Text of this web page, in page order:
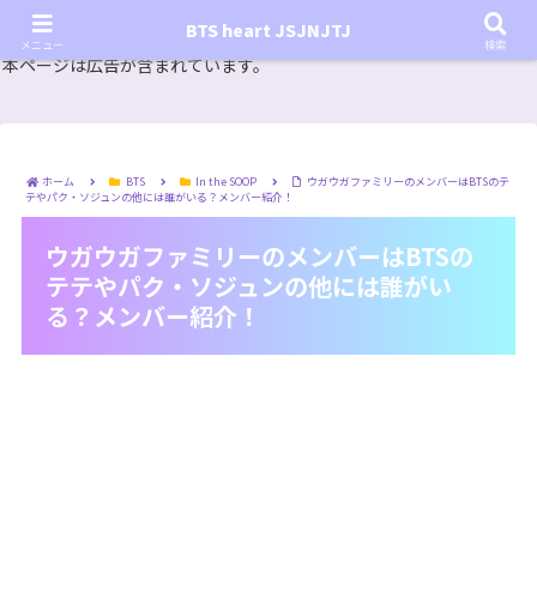
『In the SOOP BTS ver.』シーズン2放送決定！いつから始まる？インザスープの放送開始日・視聴
方法は？【In the SOOP BTS ver. Season 2】
本ページは広告が含まれています。
ホーム BTS In the SOOP
ウガウガファミリーのメンバーはBTSのテ
テやパク・ソジュンの他には誰がいる？メンバー紹介！
ウガウガファミリーのメンバーはBTSの
テテやパク・ソジュンの他には誰がい
る？メンバー紹介！
メニュー
BTS heart JSJNJTJ
検索